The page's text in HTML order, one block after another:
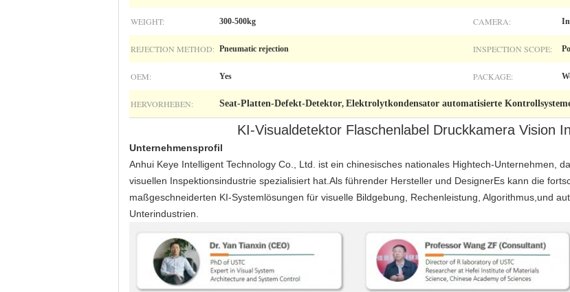
WEIGHT: 300-500kg CAMERA:
REJECTION METHOD: Pneumatic rejection INSPECTION SCOPE:
OEM: Yes PACKAGE:
HERVORHEBEN: Seat-Platten-Defekt-Detektor, Elektrolytkondensator automatisierte
KI-Visualdetektor Flaschenlabel Druckkamera Vision
Unternehmensprofil
Anhui Keye Intelligent Technology Co., Ltd. ist ein chinesisches nationales Hightech-Unternehmen,
visuellen Inspektionsindustrie spezialisiert hat.Als führender Hersteller und DesignerEs kann die
maßgeschneiderten KI-Systemlösungen für visuelle Bildgebung, Rechenleistung, Algorithmus,und
Unterindustrien.